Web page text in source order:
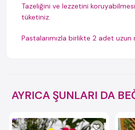
Tazeliğini ve lezzetini
tüketiniz.
Pastalarımızla birlikte 2 adet
AYRICA ŞUNLARI DA